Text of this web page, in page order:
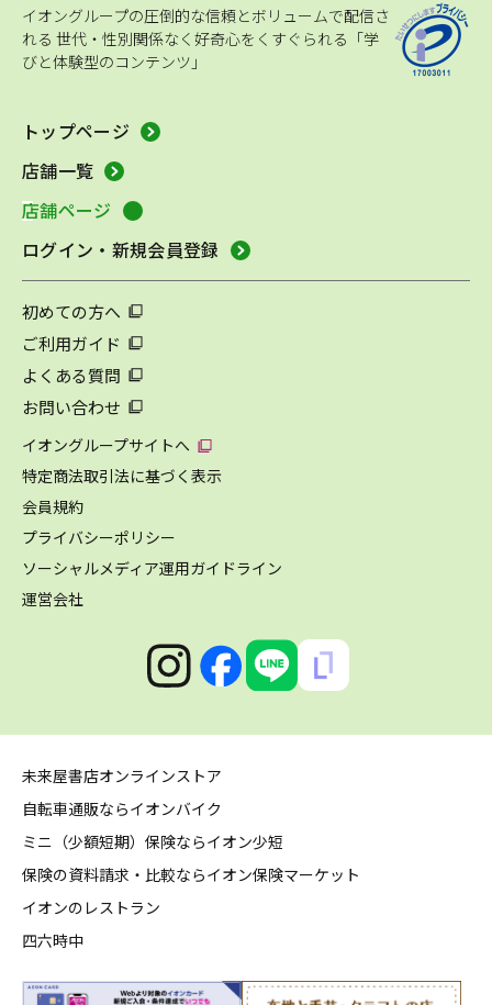
イオングループの圧倒的な信頼とボリュームで配信さ
れる 世代・性別関係なく好奇心をくすぐられる「学
びと体験型のコンテンツ」
トップページ
店舗一覧
店舗ページ
ログイン・新規会員登録
初めての方へ
ご利用ガイド
よくある質問
お問い合わせ
イオングループサイトへ
特定商法取引法に基づく表示
会員規約
プライバシーポリシー
ソーシャルメディア運用ガイドライン
運営会社
未来屋書店オンラインストア
自転車通販ならイオンバイク
ミニ（少額短期）保険ならイオン少短
保険の資料請求・比較ならイオン保険マーケット
イオンのレストラン
四六時中